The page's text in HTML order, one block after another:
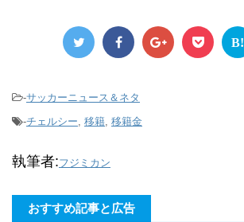
B!
-サッカーニュース＆ネタ
-チェルシー 移籍 移籍金
執筆者:フジミカン
おすすめ記事と広告